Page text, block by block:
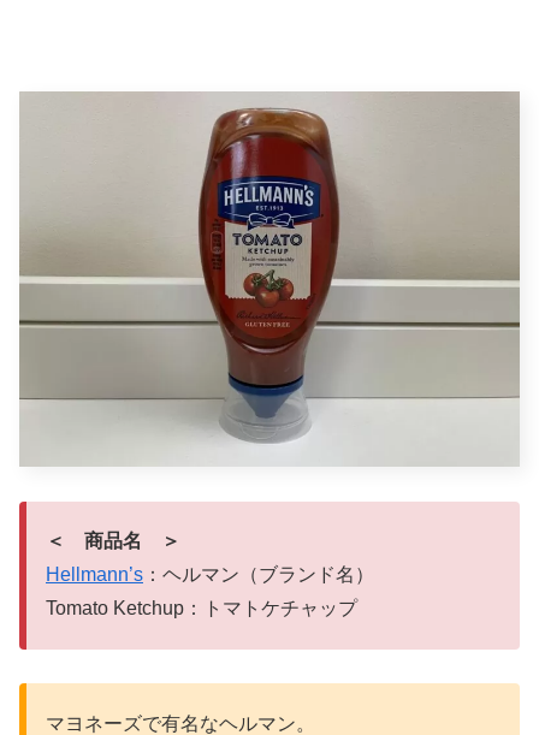
＜ 商品名 ＞
Hellmann’s ：ヘルマン（ブランド名）
Tomato Ketchup：トマトケチャップ
マヨネーズで有名なヘルマン。